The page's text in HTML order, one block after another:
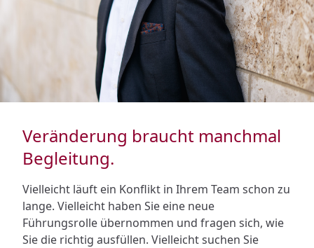
Veränderung braucht manchmal
Begleitung.
Vielleicht läuft ein Konflikt in Ihrem Team schon zu
lange. Vielleicht haben Sie eine neue
Führungsrolle übernommen und fragen sich, wie
Sie die richtig ausfüllen. Vielleicht suchen Sie